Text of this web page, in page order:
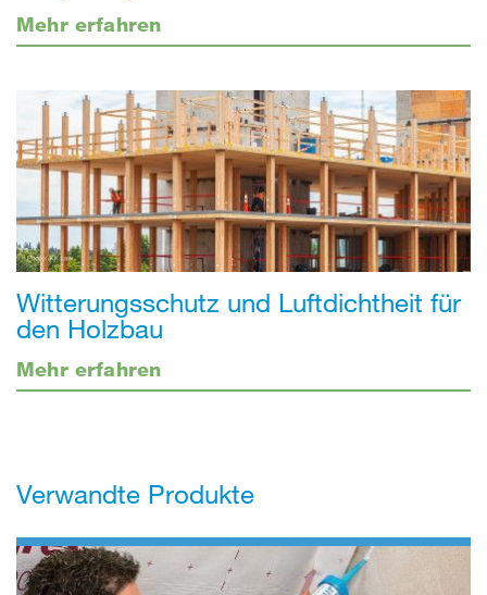
Mehr erfahren
Witterungsschutz und Luftdichtheit für
den Holzbau
Mehr erfahren
Verwandte Produkte